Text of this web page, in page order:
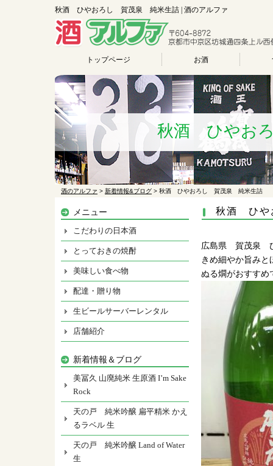
秋酒 ひやおろし 賀茂泉 純米生詰 | 酒のアルファ
トップページ お酒
秋酒 ひやお
酒のアルファ > 新着情報&ブログ > 秋酒 ひやおろし 賀茂泉 純米生詰
秋酒 ひや
広島県 賀茂泉
きめ細やか旨み
ぬる燗がおすすめ
メニュー
こだわりの日本酒
とっておきの焼酎
美味しい食べ物
配達・贈り物
生ビールサーバーレンタル
店舗紹介
新着情報＆ブログ
美冨久 山廃純米 生原酒 I’m Sake
Rock
天の戸 純米吟醸 扁平精米 かえ
るラベル 生
天の戸 純米吟醸 Land of Water
生